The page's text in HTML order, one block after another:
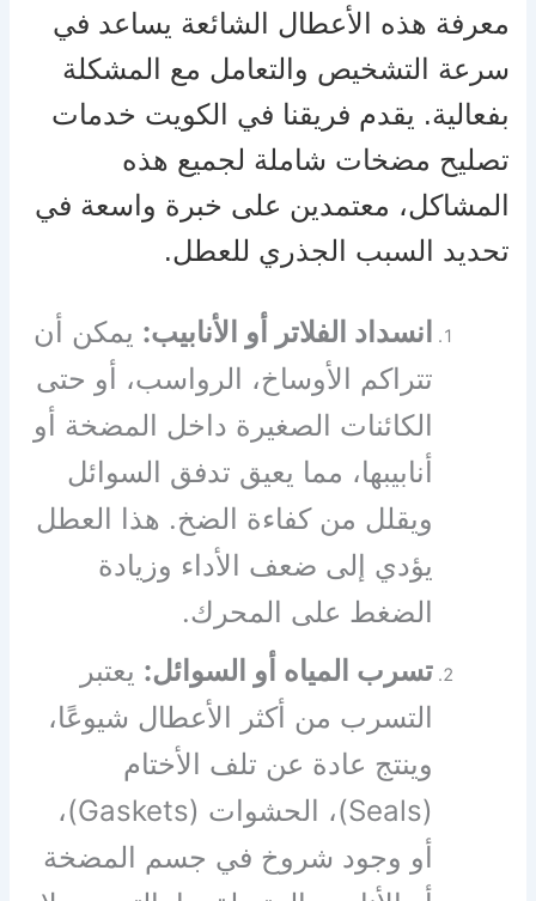
معرفة هذه الأعطال الشائعة يساعد في
سرعة التشخيص والتعامل مع المشكلة
بفعالية. يقدم فريقنا في الكويت خدمات
تصليح مضخات شاملة لجميع هذه
المشاكل، معتمدين على خبرة واسعة في
تحديد السبب الجذري للعطل.
انسداد الفلاتر أو الأنابيب: يمكن أن
تتراكم الأوساخ، الرواسب، أو حتى
الكائنات الصغيرة داخل المضخة أو
أنابيبها، مما يعيق تدفق السوائل
ويقلل من كفاءة الضخ. هذا العطل
يؤدي إلى ضعف الأداء وزيادة
الضغط على المحرك.
تسرب المياه أو السوائل: يعتبر
التسرب من أكثر الأعطال شيوعًا،
وينتج عادة عن تلف الأختام
(Seals)، الحشوات (Gaskets)،
أو وجود شروخ في جسم المضخة